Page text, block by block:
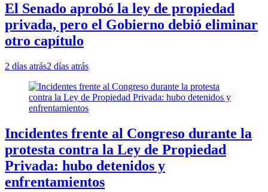
El Senado aprobó la ley de propiedad
privada, pero el Gobierno debió eliminar
otro capítulo
2 días atrás2 días atrás
Incidentes frente al Congreso durante la
protesta contra la Ley de Propiedad
Privada: hubo detenidos y
enfrentamientos